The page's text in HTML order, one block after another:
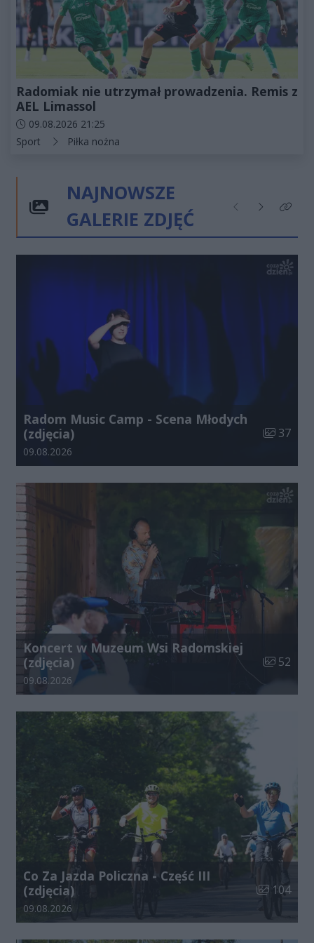
Radomiak nie utrzymał prowadzenia. Remis z
AEL Limassol
Data dodania artykułu:
09.08.2026 21:25
Kategorie artykułu:
Sport Piłka nożna
NAJNOWSZE
GALERIE ZDJĘĆ
Poprzednie
NastępneKliknij
Radom Music Camp - Scena Młodych
(zdjęcia)
Liczba
37
Data dodania galerii:
09.08.2026
Koncert w Muzeum Wsi Radomskiej
(zdjęcia)
Liczba
52
Data dodania galerii:
09.08.2026
Co Za Jazda Policzna - Część III
(zdjęcia)
Liczba
104
Data dodania galerii:
09.08.2026